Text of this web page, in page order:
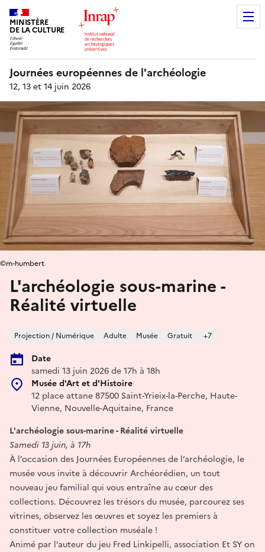
MINISTÈRE
DE LA CULTURE
Journées européennes de l'archéologie
12, 13 et 14 juin 2026
L'archéologie sous-marine -
Réalité virtuelle
Projection / Numérique Adulte Musée Gratuit +7
Date
samedi 13 juin 2026 de 17h à 18h
Musée d'Art et d'Histoire
12 place attane 87500 Saint-Yrieix-la-Perche, Haute-
Vienne, Nouvelle-Aquitaine, France
©m-humbert
L'archéologie sous-marine - Réalité virtuelle
Samedi 13 juin, à 17h
À l’occasion des Journées Européennes de l’archéologie, le
musée vous invite à découvrir Archéorédien, un tout
nouveau jeu familial qui vous entraîne au cœur des
collections. Découvrez les trésors du musée, parcourez ses
vitrines, observez les œuvres et soyez les premiers à
constituer votre collection muséale !
Animé par l’auteur du jeu Fred Linkipelli, association Et SY on